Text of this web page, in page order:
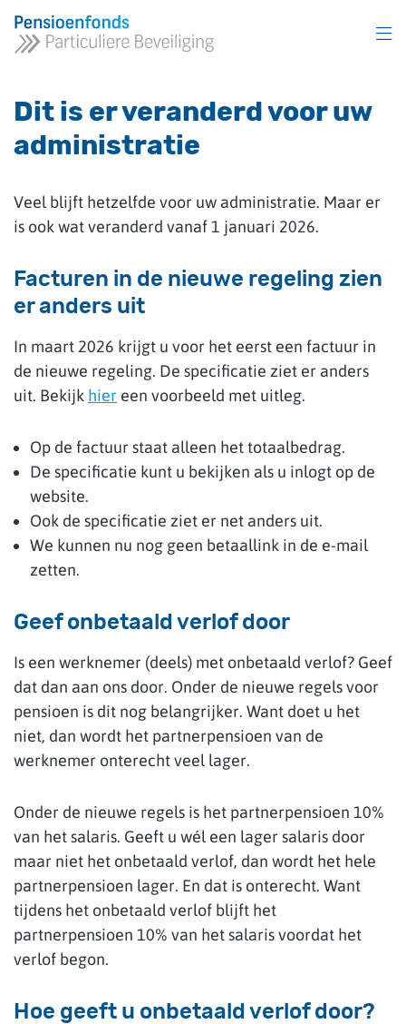
en
naar
inhoud
Dit is er veranderd voor uw
administratie
Veel blijft hetzelfde voor uw administratie. Maar er
is ook wat veranderd vanaf 1 januari 2026.
Facturen in de nieuwe regeling zien
er anders uit
In maart 2026 krijgt u voor het eerst een factuur in
de nieuwe regeling. De specificatie ziet er anders
uit. Bekijk hier een voorbeeld met uitleg.
Op de factuur staat alleen het totaalbedrag.
De specificatie kunt u bekijken als u inlogt op de
website.
Ook de specificatie ziet er net anders uit.
We kunnen nu nog geen betaallink in de e-mail
zetten.
Geef onbetaald verlof door
Is een werknemer (deels) met onbetaald verlof? Geef
dat dan aan ons door. Onder de nieuwe regels voor
pensioen is dit nog belangrijker. Want doet u het
niet, dan wordt het partnerpensioen van de
werknemer onterecht veel lager.
Onder de nieuwe regels is het partnerpensioen 10%
van het salaris. Geeft u wél een lager salaris door
maar niet het onbetaald verlof, dan wordt het hele
partnerpensioen lager. En dat is onterecht. Want
tijdens het onbetaald verlof blijft het
partnerpensioen 10% van het salaris voordat het
verlof begon.
Hoe geeft u onbetaald verlof door?